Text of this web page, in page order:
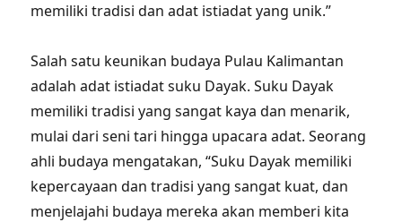
memiliki tradisi dan adat istiadat yang unik.”
Salah satu keunikan budaya Pulau Kalimantan
adalah adat istiadat suku Dayak. Suku Dayak
memiliki tradisi yang sangat kaya dan menarik,
mulai dari seni tari hingga upacara adat. Seorang
ahli budaya mengatakan, “Suku Dayak memiliki
kepercayaan dan tradisi yang sangat kuat, dan
menjelajahi budaya mereka akan memberi kita